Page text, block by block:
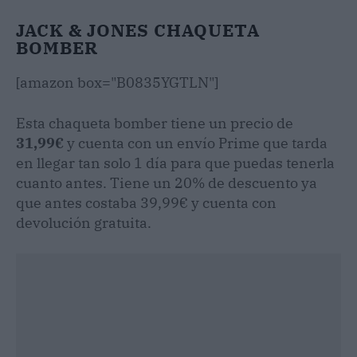
JACK & JONES CHAQUETA
BOMBER
[amazon box="B0835YGTLN"]
Esta chaqueta bomber tiene un precio de
31,99€ y cuenta con un envío Prime que tarda
en llegar tan solo 1 día para que puedas tenerla
cuanto antes. Tiene un 20% de descuento ya
que antes costaba 39,99€ y cuenta con
devolución gratuita.